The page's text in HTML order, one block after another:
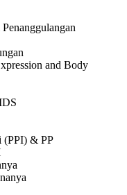
and Body
(PPI) & PP